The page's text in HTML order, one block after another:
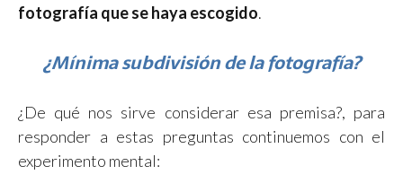
fotografía que se haya escogido.
¿Mínima subdivisión de la fotografía?
¿De qué nos sirve considerar esa premisa?, para
responder a estas preguntas continuemos con el
experimento mental: